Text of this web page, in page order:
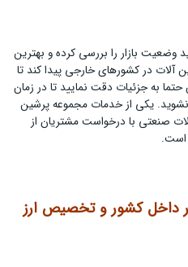
وضعیت بازار را بررسی کرده و بهترین
آلات در کشورهای خارجی پیدا کند تا
به جزئیات دقت نمایید تا در زمان
یکی از خدمات مجموعه پرشین
صنعتی با درخواست مشتریان از
است.
داخل کشور و تخصیص ارز